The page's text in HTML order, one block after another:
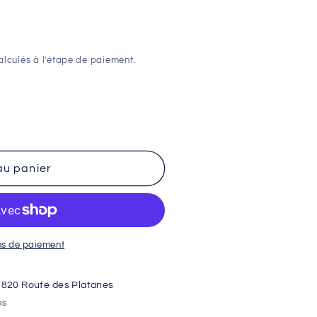
à l'étape de paiement.
panier
de paiement
Route des Platanes